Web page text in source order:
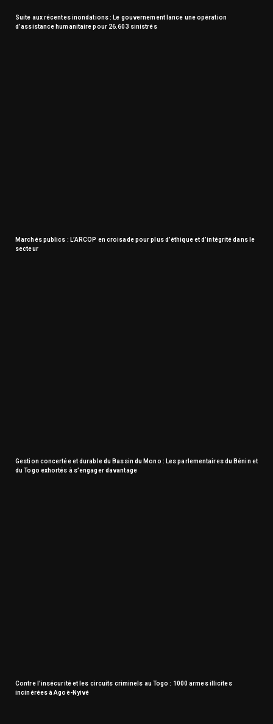
Suite aux récentes inondations : Le gouvernement lance une opération
d’assistance humanitaire pour 26.603 sinistrés
Marchés publics : L’ARCOP en croisade pour plus d’éthique et d’intégrité dans le
secteur
Gestion concertée et durable du Bassin du Mono : Les parlementaires du Bénin et
du Togo exhortés à s’engager davantage
Contre l’insécurité et les circuits criminels au Togo : 1000 armes illicites
incinérées à Agoè-Nyivé